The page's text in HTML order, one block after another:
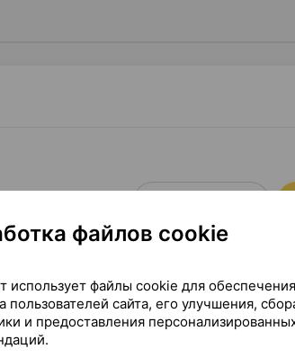
файлов cookie
использует файлы cookie для обеспечения
пользователей сайта, его улучшения,
и предоставления